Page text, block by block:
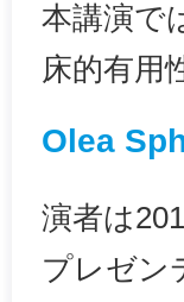
本講演で
床的有用
Olea
演者は
プレゼン